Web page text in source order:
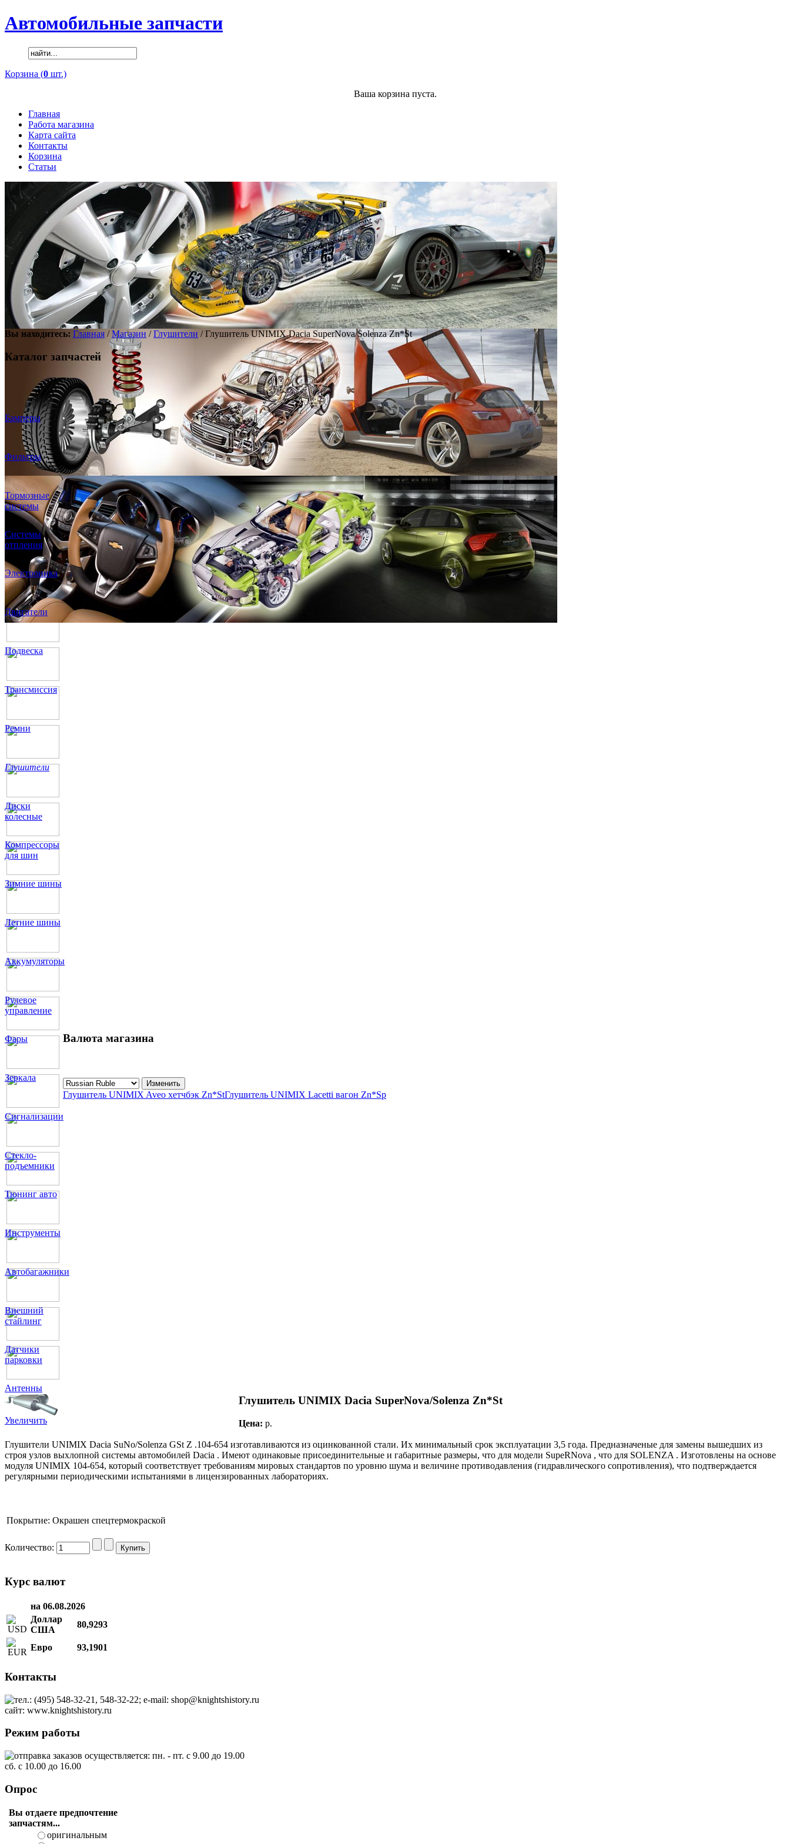
Автомобильные запчасти
Корзина (0 шт.)
Ваша корзина пуста.
Главная
Работа магазина
Карта сайта
Контакты
Корзина
Статьи
Вы находитесь: Главная /Магазин /Глушители / Глушитель UNIMIX Dacia SuperNova/Solenza Zn*St
Каталог запчастей
Бамперы
Фильтры
Тормозные
системы
Системы
отпления
Электроника
Двигатели
Подвеска
Трансмиссия
Ремни
Глушители
Диски
колесные
Компрессоры
для шин
Зимние шины
Летние шины
Аккумуляторы
Рулевое
управление
Фары
Зеркала
Сигнализации
Стекло-
подъемники
Тюнинг авто
Инструменты
Автобагажники
Внешний
стайлинг
Датчики
парковки
Антенны
Валюта магазина
Глушитель UNIMIX Aveo хетчбэк Zn*StГлушитель UNIMIX Lacetti вагон Zn*Sp
Увеличить
Глушитель UNIMIX Dacia SuperNova/Solenza Zn*St
Цена:p.
Глушители UNIMIX Dacia SuNo/Solenza GSt Z .104-654 изготавливаются из оцинкованной стали. Их минимальный срок эксплуатации 3,5 года. Предназначеные для замены вышедших из
строя узлов выхлопной системы автомобилей Dacia . Имеют одинаковые присоединительные и габаритные размеры, что для модели SupeRNova , что для SOLENZA . Изготовлены на основе
модуля UNIMIX 104-654, который соответствует требованиям мировых стандартов по уровню шума и величине противодавления (гидравлического сопротивления), что подтверждается
регулярными периодическими испытаниями в лицензированных лабораториях.
Покрытие: Окрашен спецтермокраской
Количество:
Курс валют
на 06.08.2026
Доллар
США
80,9293
Евро 93,1901
Контакты
тел.: (495) 548-32-21, 548-32-22; e-mail: shop@knightshistory.ru
сайт: www.knightshistory.ru
Режим работы
отправка заказов осуществляется: пн. - пт. с 9.00 до 19.00
сб. с 10.00 до 16.00
Опрос
Вы отдаете предпочтение
запчастям...
оригинальным